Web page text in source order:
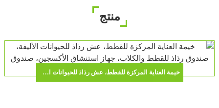
منتج
خيمة العناية المركزة للقطط، عش رذاذ للحيوانات الأليفة، صندوق رذاذ للقطط والكلاب، جهاز استنشاق الأكسجين، صندوق رذاذ قابل للطي مخصص